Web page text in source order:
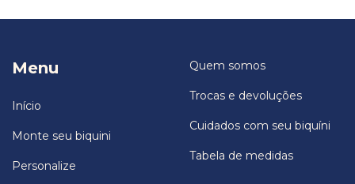
Menu
Início
Monte seu biquini
Personalize
Quem somos
Trocas e devoluções
Cuidados com seu biquíni
Tabela de medidas